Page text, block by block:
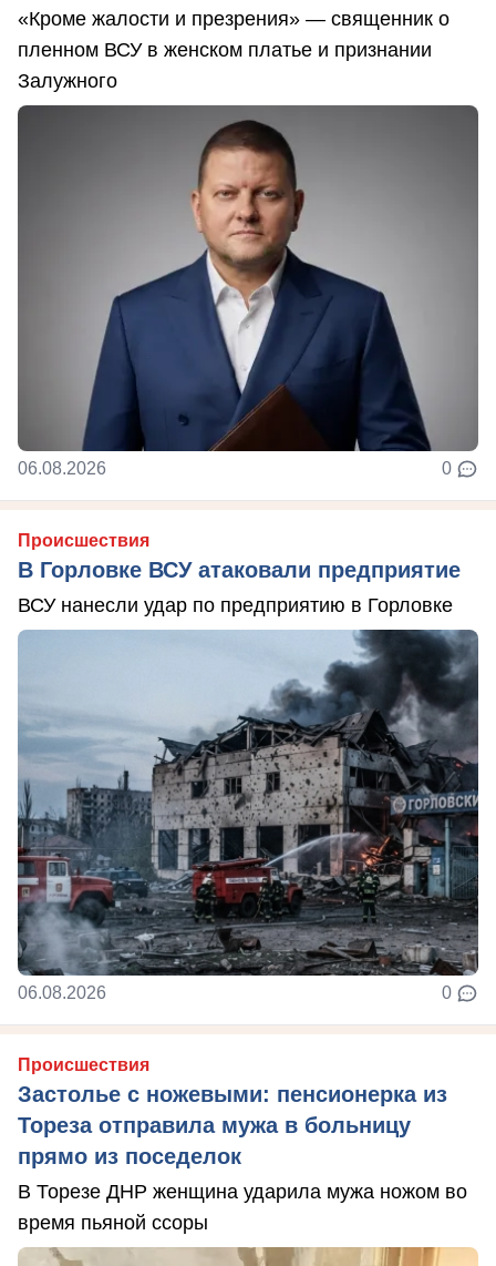
«Кроме жалости и презрения» — священник о
пленном ВСУ в женском платье и признании
Залужного
06.08.2026 0
Происшествия
В Горловке ВСУ атаковали предприятие
ВСУ нанесли удар по предприятию в Горловке
06.08.2026 0
Происшествия
Застолье с ножевыми: пенсионерка из
Тореза отправила мужа в больницу
прямо из поседелок
В Торезе ДНР женщина ударила мужа ножом во
время пьяной ссоры